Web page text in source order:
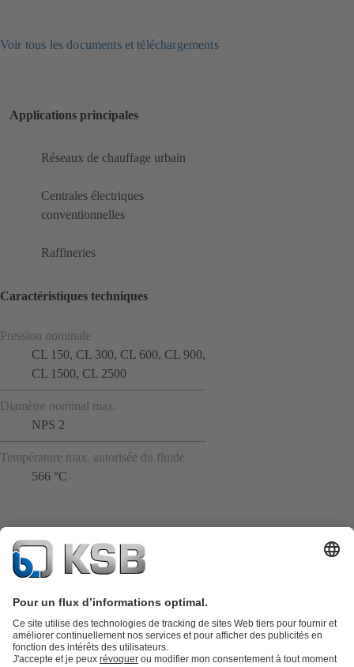
Voir tous les documents et téléchargements
Applications principales
Réseaux de chauffage urbain
Centrales électriques
conventionnelles
Raffineries
Caractéristiques techniques
Pression nominale
CL 150, CL 300, CL 600, CL 900,
CL 1500, CL 2500
Diamètre nominal max.
NPS 2
Température max. autorisée du fluide
566 °C